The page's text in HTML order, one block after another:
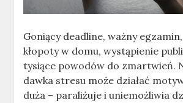
Goniący deadline, ważny
kłopoty w domu, wystąpienie
tysiące powodów do zmartwień.
dawka stresu może działać
duża – paraliżuje i uniemożliwia